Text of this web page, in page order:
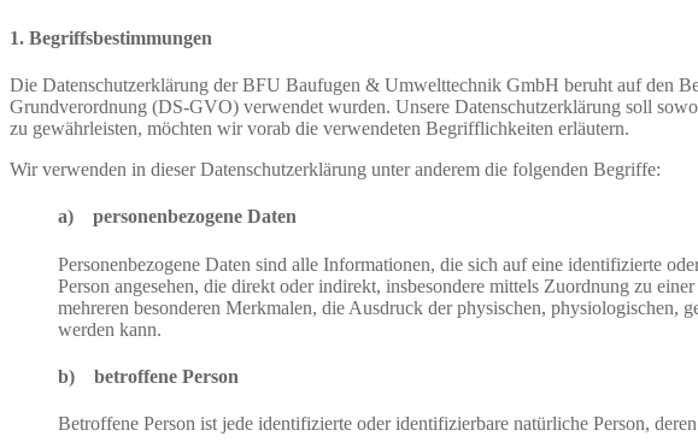
1. Begriffsbestimmungen
Die Datenschutzerklärung der BFU Baufugen & Umwelttechnik GmbH beruht auf den
Grundverordnung (DS-GVO) verwendet wurden. Unsere Datenschutzerklärung soll
zu gewährleisten, möchten wir vorab die verwendeten Begrifflichkeiten erläutern.
Wir verwenden in dieser Datenschutzerklärung unter anderem die folgenden Begriffe:
a) personenbezogene Daten
Personenbezogene Daten sind alle Informationen, die sich auf eine identifizierte
Person angesehen, die direkt oder indirekt, insbesondere mittels Zuordnung zu
mehreren besonderen Merkmalen, die Ausdruck der physischen,
werden kann.
b) betroffene Person
Betroffene Person ist jede identifizierte oder identifizierbare natürliche Person,